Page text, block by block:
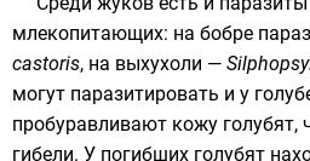
млекопитающих: на бобре
castoris, на выхухоли —
могут паразитировать и у
пробуравливают кожу голубят,
гибели. У погибших голубят